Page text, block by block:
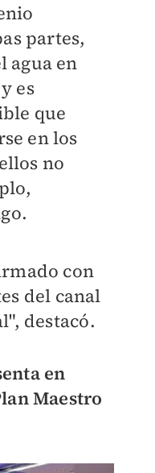
partes,
agua en
es
que
en los
no
con
del canal
destacó.
en
Maestro